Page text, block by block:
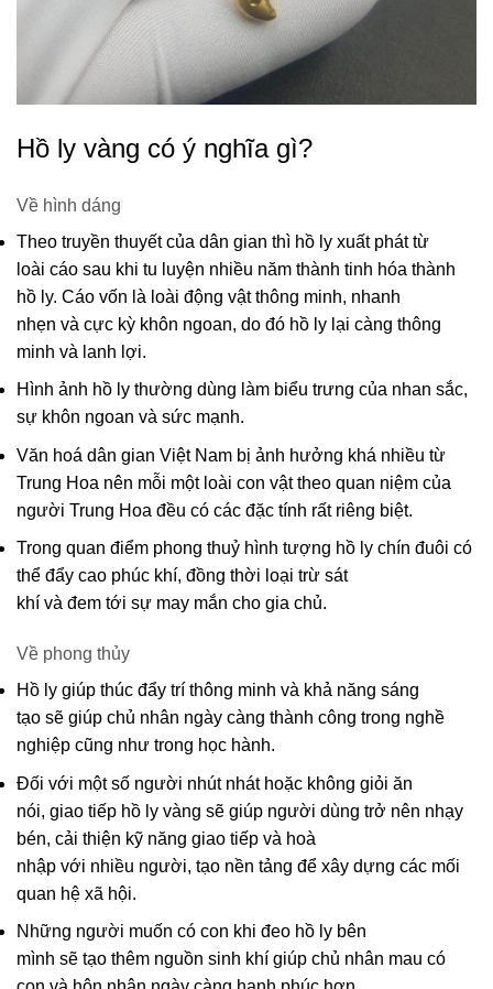
Hồ ly vàng có ý nghĩa gì?
Về hình dáng
Theo truyền thuyết của dân gian thì hồ ly xuất pháttừ
loài cáo sau khi tu luyện nhiều năm thành tinh hóa thành
hồ ly. Cáo vốn là loài động vậtthông minh, nhanh
nhẹn và cực kỳ khôn ngoan, do đó hồ ly lại càng thông
minh và lanh lợi.
Hình ảnh hồ ly thường dùng làm biểu trưng của nhan sắc,
sự khôn ngoan và sức mạnh.
Văn hoá dân gian Việt Nam bị ảnh hưởng khá nhiều từ
Trung Hoa nên mỗi mộtloài con vậttheo quan niệm của
người Trung Hoa đều có các đặc tính rất riêng biệt.
Trong quan điểm phong thuỷ hình tượng hồ ly chín đuôi có
thể đẩy cao phúc khí, đồng thời loại trừ sát
khí và đem tới sự may mắn cho gia chủ.
Về phong thủy
Hồ ly giúp thúc đẩy trí thông minh và khả năng sáng
tạo sẽ giúp chủ nhân ngày càng thành công trong nghề
nghiệp cũng như trong học hành.
Đối với một số người nhút nhát hoặc không giỏi ăn
nói, giao tiếp hồ ly vàng sẽ giúp người dùng trở nên nhạy
bén, cải thiện kỹ năng giao tiếp và hoà
nhập với nhiều người, tạo nền tảng để xây dựng các mối
quan hệ xã hội.
Những người muốn có con khi đeo hồ ly bên
mình sẽ tạo thêm nguồn sinh khí giúp chủ nhân mau có